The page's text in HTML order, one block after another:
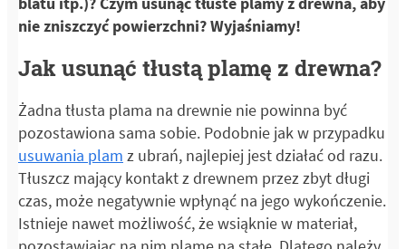
nie zniszczyć powierzchni? Wyjaśniamy!
Jak usunąć tłustą plamę z drewna?
Żadna tłusta plama na drewnie nie powinna być
pozostawiona sama sobie. Podobnie jak w przypadku
usuwania plam z ubrań, najlepiej jest działać od razu.
Tłuszcz mający kontakt z drewnem przez zbyt długi
czas, może negatywnie wpłynąć na jego wykończenie.
Istnieje nawet możliwość, że wsiąknie w materiał,